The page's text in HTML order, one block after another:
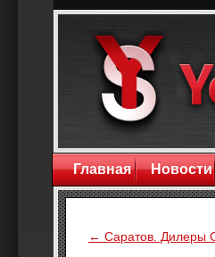
Главная Новости
← Саратов. Дилеры